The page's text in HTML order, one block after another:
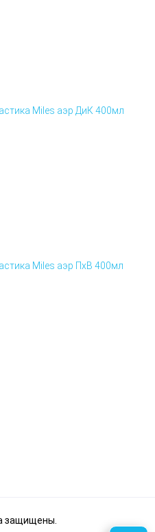
Miles аэр ДиК 400мл
Miles аэр ПхВ 400мл
защищены.